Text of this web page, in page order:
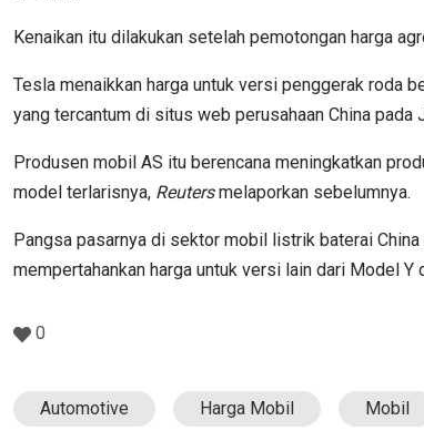
Kenaikan itu dilakukan setelah pemotongan harga
Tesla menaikkan harga untuk versi penggerak roda
yang tercantum di situs web perusahaan China
Produsen mobil AS itu berencana meningkatkan
model terlarisnya, Reutersmelaporkan sebelumnya.
Pangsa pasarnya di sektor mobil listrik baterai
mempertahankan harga untuk versi lain dari Model Y
0
Automotive Harga Mobil Mobil